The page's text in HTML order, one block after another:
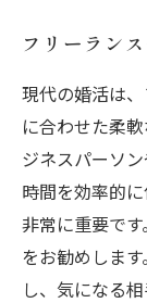
フリーラン
現代の婚活は
に合わせた柔
ジネスパーソ
時間を効率的
非常に重要で
をお勧めしま
し、気になる